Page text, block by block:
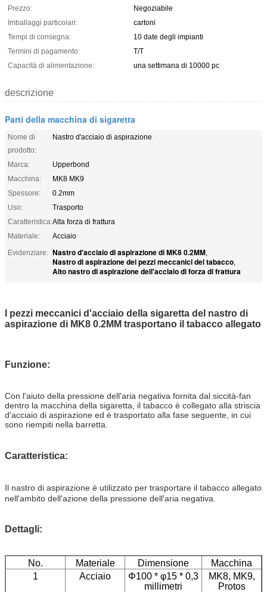
Prezzo:
Negoziabile
Imballaggi particolari:
cartoni
Tempi di consegna:
10 date degli impianti
Termini di pagamento:
T/T
Capacità di alimentazione:
una settimana di 10000 pc
descrizione
Parti della macchina di sigaretta
Nome di
prodotto:
Nastro d'acciaio di aspirazione
Marca:
Upperbond
Macchina:
MK8 MK9
Spessore:
0.2mm
Uso:
Trasporto
Caratteristica:Alta forza di frattura
Materiale:
Acciaio
Evidenziare: Nastro d'acciaio di aspirazione di MK8 0.2MM,
Nastro di aspirazione dei pezzi meccanici del tabacco,
Alto nastro di aspirazione dell'acciaio di forza di frattura
I pezzi meccanici d'acciaio della sigaretta del nastro di
aspirazione di MK8 0.2MM trasportano il tabacco allegato
Funzione:
Con l'aiuto della pressione dell'aria negativa fornita dal siccità-fan
dentro la macchina della sigaretta, il tabacco è collegato alla striscia
d'acciaio di aspirazione ed è trasportato alla fase seguente, in cui
sono riempiti nella barretta.
Caratteristica:
Il nastro di aspirazione è utilizzato per trasportare il tabacco allegato
nell'ambito dell'azione della pressione dell'aria negativa.
Dettagli:
No. Materiale Dimensione
Macchina
1
Acciaio
Φ100 * φ15 * 0,3
millimetri
MK8, MK9,
Protos